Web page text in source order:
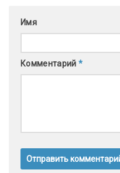
Комментарий *
Имя